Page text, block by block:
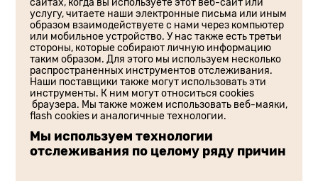
сайтах, когда вы используете этот веб-сайт или
услугу, читаете наши электронные письма или иным
образом взаимодействуете с нами через компьютер
или мобильное устройство. У нас также есть третьи
стороны, которые собирают личную информацию
таким образом. Для этого мы используем несколько
распространенных инструментов отслеживания.
Наши поставщики также могут использовать эти
инструменты. К ним могут относиться cookies
браузера. Мы также можем использовать веб-маяки,
flash cookies и аналогичные технологии.
Мы используем технологии
отслеживания по целому ряду причин